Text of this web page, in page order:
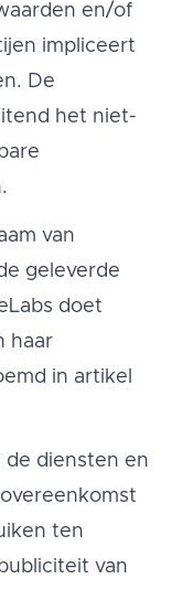
en/of
impliceert
De
het niet-
van
geleverde
doet
haar
in artikel
de diensten en
ten
van